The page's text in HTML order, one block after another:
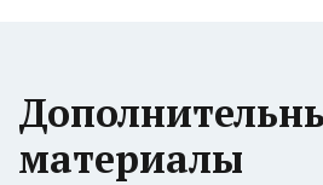
материалы